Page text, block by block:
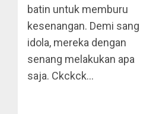
batin untuk memburu
kesenangan. Demi sang
idola, mereka dengan
senang melakukan apa
saja. Ckckck…